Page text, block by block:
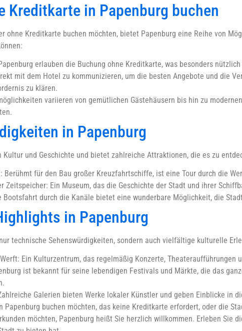
Kreditkarte in Papenburg buchen
ohne Kreditkarte buchen möchten, bietet Papenburg eine Reihe von
erlauben die Buchung ohne Kreditkarte, was besonders
mit dem Hotel zu kommunizieren, um die besten Angebote und die
zu klären.
variieren von gemütlichen Gästehäusern bis hin zu
in Papenburg
Kultur und Geschichte und bietet zahlreiche Attraktionen, die es zu
Berühmt für den Bau großer Kreuzfahrtschiffe, ist eine Tour durch die
Zeitspeicher: Ein Museum, das die Geschichte der Stadt und ihrer
Bootsfahrt durch die Kanäle bietet eine wunderbare Möglichkeit, die
in Papenburg
technische Sehenswürdigkeiten, sondern auch vielfältige kulturelle
Ein Kulturzentrum, das regelmäßig Konzerte,
ist bekannt für seine lebendigen Festivals und Märkte, die das
Galerien bieten Werke lokaler Künstler und geben Einblicke in
Papenburg buchen möchten, das keine Kreditkarte erfordert, oder die
möchten, Papenburg heißt Sie herzlich willkommen. Erleben Sie